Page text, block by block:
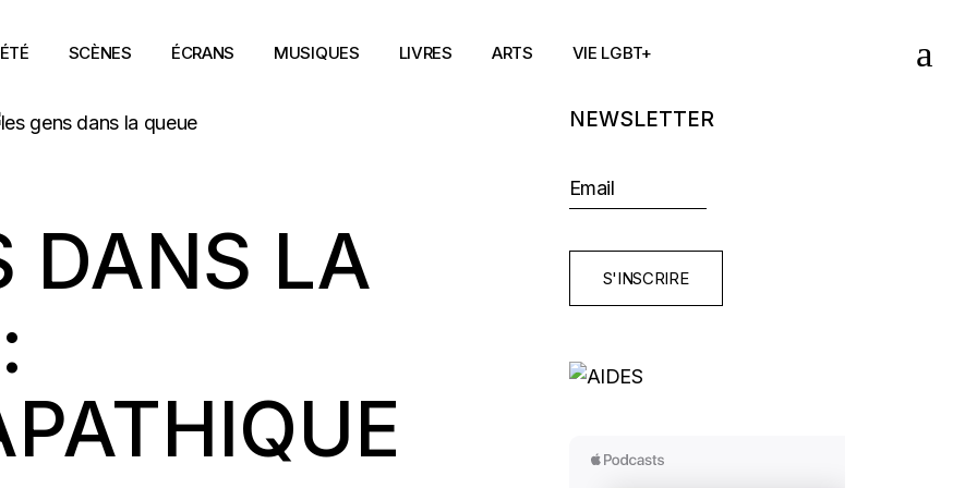
SCÈNES ÉCRANS MUSIQUES LIVRES ARTS VIE LGBT+
DANS LA
NEWSLETTER
S'INSCRIRE